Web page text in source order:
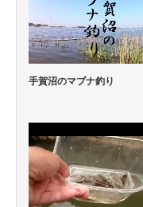
手賀沼のマブナ釣り